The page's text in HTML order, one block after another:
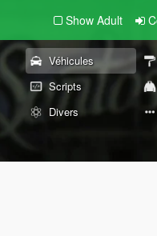
Show Adult
Véhicules
Scripts
Divers